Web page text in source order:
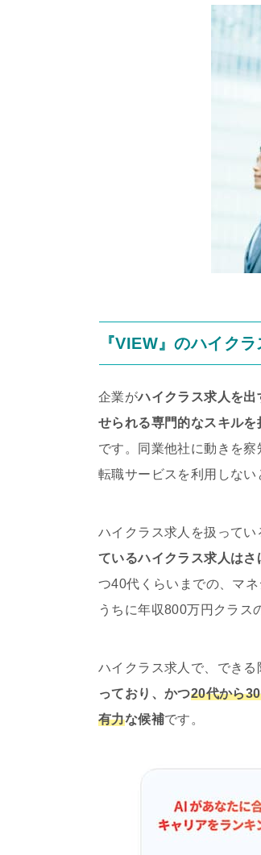
『VIEW』のハイクラ
企業がハイクラス求人を
せられる専門的なスキルを
です。同業他社に動きを
転職サービスを利用しない
ハイクラス求人を扱って
ているハイクラス求人は
つ40代くらいまでの、マ
うちに年収800万円クラス
ハイクラス求人で、でき
っており、かつ20代から
有力な候補です。